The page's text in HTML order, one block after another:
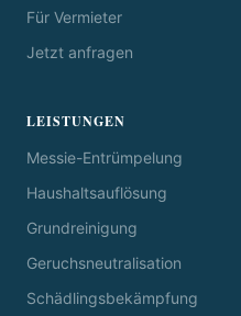
Für Vermieter
Jetzt anfragen
LEISTUNGEN
Messie-Entrümpelung
Haushaltsauflösung
Grundreinigung
Geruchsneutralisation
Schädlingsbekämpfung